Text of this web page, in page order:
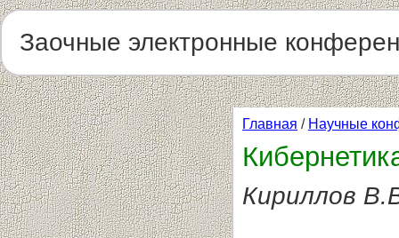
Заочные электронные
Главная / Научные
Кириллов